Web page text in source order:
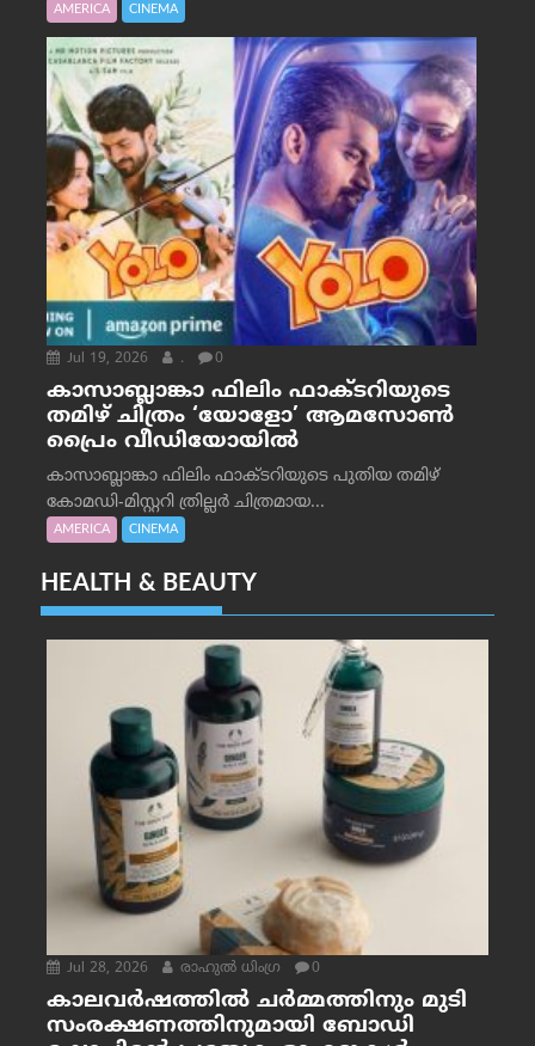
AMERICA CINEMA
Jul 19, 2026 . 0
കാസാബ്ലാങ്കാ ഫിലിം ഫാക്ടറിയുടെ
തമിഴ് ചിത്രം ‘യോളോ’ ആമസോൺ
പ്രൈം വീഡിയോയിൽ
കാസാബ്ലാങ്കാ ഫിലിം ഫാക്ടറിയുടെ പുതിയ തമിഴ്
കോമഡി-മിസ്റ്ററി ത്രില്ലർ ചിത്രമായ...
AMERICA CINEMA
HEALTH & BEAUTY
Jul 28, 2026 രാഹുല്‍ ധിംഗ്ര 0
കാലവർഷത്തിൽ ചർമ്മത്തിനും മുടി
സംരക്ഷണത്തിനുമായി ബോഡി